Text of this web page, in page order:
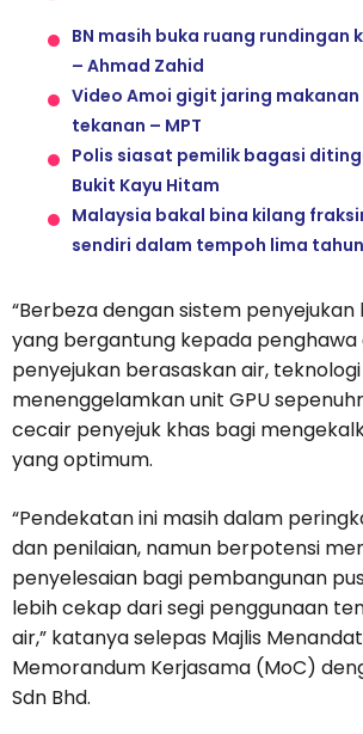
BN masih buka ruang rundingan
– Ahmad Zahid
Video Amoi gigit jaring
tekanan – MPT
Polis siasat pemilik bagasi
Bukit Kayu Hitam
Malaysia bakal bina kilang
sendiri dalam tempoh lima tahun
“Berbeza dengan sistem penyejukan
yang bergantung kepada penghawa
penyejukan berasaskan air, teknologi
menenggelamkan unit GPU
cecair penyejuk khas bagi
yang optimum.
“Pendekatan ini masih dalam
dan penilaian, namun berpotensi
penyelesaian bagi pembangunan
lebih cekap dari segi penggunaan
air,” katanya selepas Majlis
Memorandum Kerjasama (MoC)
Sdn Bhd.